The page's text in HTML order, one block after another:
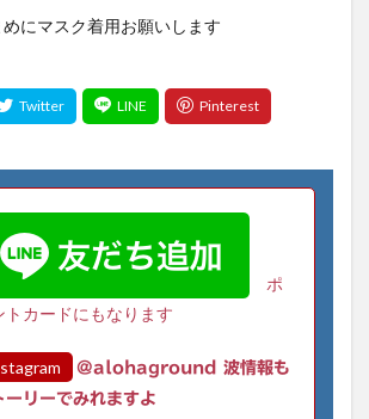
にマスク着用お願いします
ポ
トカードにもなります
@alohaground 波情報も
ーリーでみれますよ